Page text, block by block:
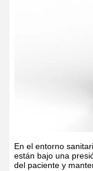
En el entorno
están bajo una
del paciente y